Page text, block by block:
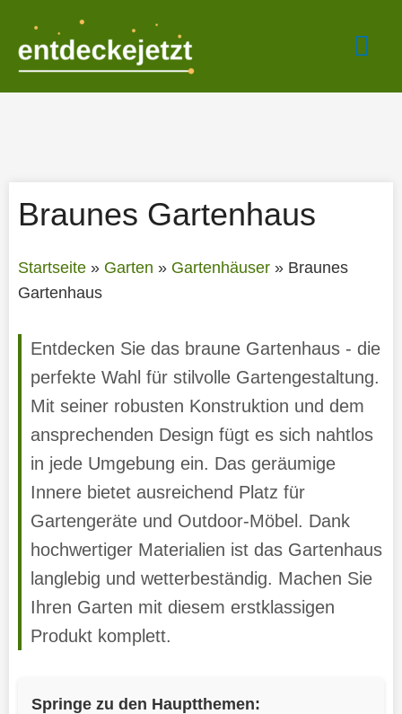
springen
Braunes Gartenhaus
Startseite» Garten » Gartenhäuser» Braunes
Gartenhaus
Entdecken Sie das braune Gartenhaus - die
perfekte Wahl für stilvolle Gartengestaltung.
Mit seiner robusten Konstruktion und dem
ansprechenden Design fügt es sich nahtlos
in jede Umgebung ein. Das geräumige
Innere bietet ausreichend Platz für
Gartengeräte und Outdoor-Möbel. Dank
hochwertiger Materialien ist das Gartenhaus
langlebig und wetterbeständig. Machen Sie
Ihren Garten mit diesem erstklassigen
Produkt komplett.
Springe zu den Hauptthemen: